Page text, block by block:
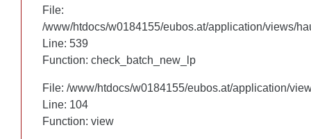
File:
/www/htdocs/w0184155/eubos.at/application/views/
Line: 460
Function: check_batch_new_lp
File: /www/htdocs/w0184155/eubos.at/application/
Line: 104
Function: view
File:
/www/htdocs/w0184155/eubos.at/application/views/
Line: 539
Function: check_batch_new_lp
File: /www/htdocs/w0184155/eubos.at/application/
Line: 104
Function: view